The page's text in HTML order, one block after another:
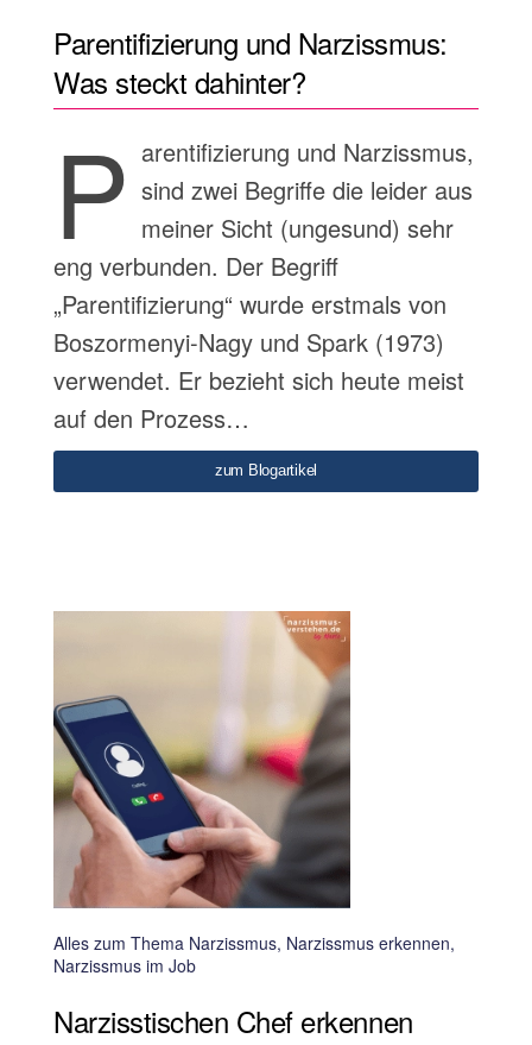
Parentifizierung und Narzissmus:
Was steckt dahinter?
P arentifizierung und Narzissmus,
sind zwei Begriffe die leider aus
meiner Sicht (ungesund) sehr
eng verbunden. Der Begriff
„Parentifizierung“ wurde erstmals von
Boszormenyi-Nagy und Spark (1973)
verwendet. Er bezieht sich heute meist
auf den Prozess…
zum Blogartikel
Alles zum Thema Narzissmus, Narzissmus erkennen,
Narzissmus im Job
Narzisstischen Chef erkennen